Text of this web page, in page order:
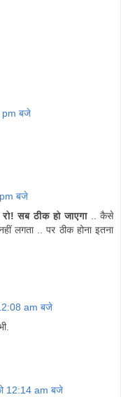
pm बजे
बजे
सब ठीक हो जाएगा.. कैसे
लगता .. पर ठीक होना इतना
am बजे
12:14 am बजे